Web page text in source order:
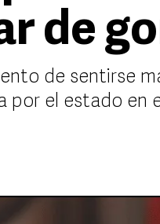
de
de sentirse
por el estado en